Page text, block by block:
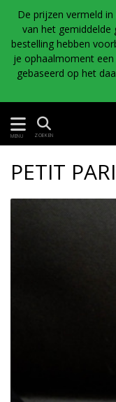
De prijzen vermeld
van het gemiddelde
bestelling hebben
je ophaalmoment
gebaseerd op het
MENU ZOEKEN
PETIT